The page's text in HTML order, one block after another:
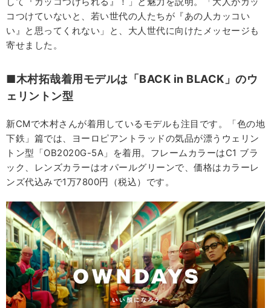
コつけていないと、若い世代の人たちが『あの人カッコい
い』と思ってくれない」と、大人世代に向けたメッセージも
寄せました。
■木村拓哉着用モデルは「BACK in BLACK」のウ
ェリントン型
新CMで木村さんが着用しているモデルも注目です。「色の地
下鉄」篇では、ヨーロピアントラッドの気品が漂うウェリン
トン型「OB2020G-5A」を着用。フレームカラーはC1 ブラ
ック、レンズカラーはオパールグリーンで、価格はカラーレ
ンズ代込みで1万7800円（税込）です。